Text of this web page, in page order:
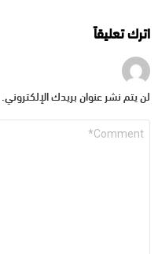
اترك تعليقاً
لن يتم نشر عنوان بريدك الإلكتروني.